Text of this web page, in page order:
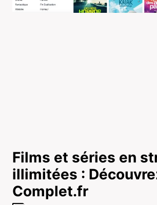
Films et séries en
illimitées :
Complet.fr